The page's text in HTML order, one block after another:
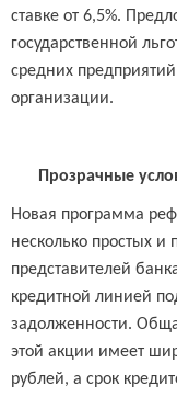
ставке от 6,5%.
государственной
средних
организации.
Прозрачные
Новая программа
несколько простых
представителей
кредитной линией
задолженности.
этой акции имеет
рублей, а срок